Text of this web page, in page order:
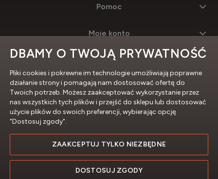
Pomoc
Moje konto
Informacje
Profesjonalne sklepy internetowe
DBAMY O TWOJĄ PRYWATNOŚĆ
Pliki cookies i pokrewne im technologie umożliwiają poprawne
działanie strony i pomagają nam dostosować ofertę do
Twoich potrzeb. Możesz zaakceptować wykorzystanie przez
nas wszystkich tych plików i przejść do sklepu lub dostosować
użycie plików do swoich preferencji, wybierając opcję
"Dostosuj zgody".
ZAAKCEPTUJ TYLKO NIEZBĘDNE
DOSTOSUJ ZGODY